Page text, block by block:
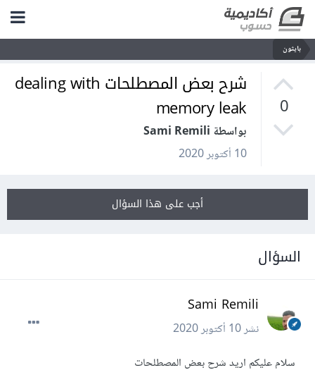
بايثون
0
شرح بعض المصطلحات dealing with
memory leak
بواسطة Sami Remili
10 أكتوبر 2020
أجب على هذا السؤال
السؤال
Sami Remili
نشر10 أكتوبر 2020
سلام عليكم اريد شرح بعض المصطلحات